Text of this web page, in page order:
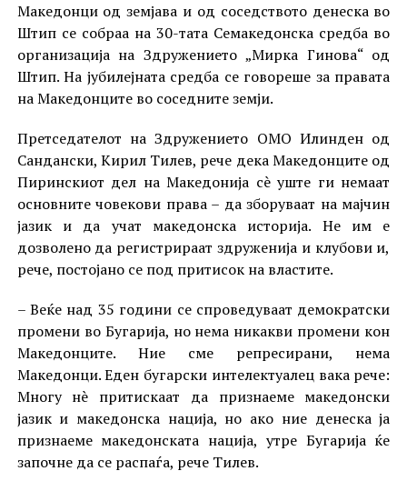
Македонци од земјава и од соседството денеска во
Штип се собраа на 30-тата Семакедонска средба во
организација на Здружението „Мирка Гинова“ од
Штип. На јубилејната средба се говореше за правата
на Македонците во соседните земји.
Претседателот на Здружението ОМО Илинден од
Сандански, Кирил Тилев, рече дека Македонците од
Пиринскиот дел на Македонија сè уште ги немаат
основните човекови права – да зборуваат на мајчин
јазик и да учат македонска историја. Не им е
дозволено да регистрираат здруженија и клубови и,
рече, постојано се под притисок на властите.
– Веќе над 35 години се спроведуваат демократски
промени во Бугарија, но нема никакви промени кон
Македонците. Ние сме репресирани, нема
Македонци. Еден бугарски интелектуалец вака рече:
Многу нè притискаат да признаеме македонски
јазик и македонска нација, но ако ние денеска ја
признаеме македонската нација, утре Бугарија ќе
започне да се распаѓа, рече Тилев.